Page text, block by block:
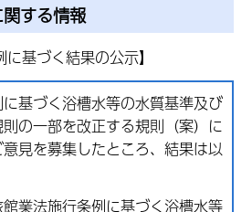
する情報
に基づく結果の公示】
基づく浴槽水等の水質基準及び
の一部を改正する規則（案）に
見を募集したところ、結果は以
業法施行条例に基づく浴槽水等